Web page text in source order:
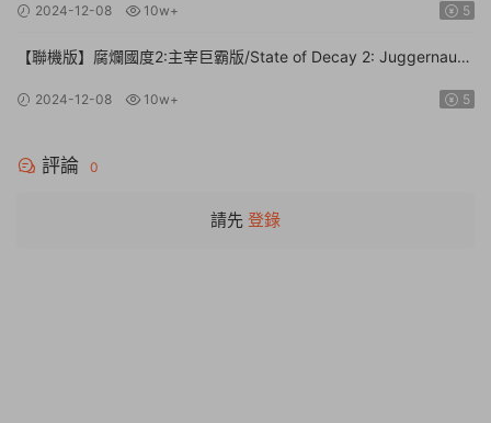
2024-12-08 10w+ 5
【聯機版】腐爛國度2:主宰巨霸版/State of Decay 2: Juggernaut
2024-12-08 10w+ 5
評論 0
請先 登錄